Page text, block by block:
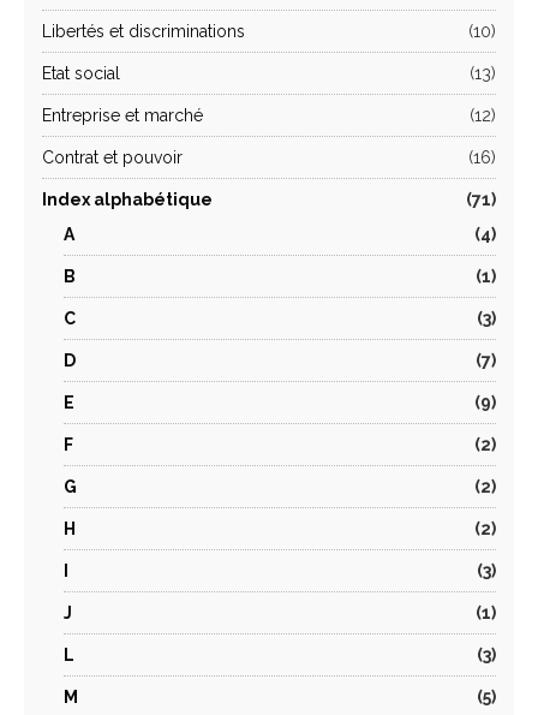
Libertés et discriminations (10)
Etat social (13)
Entreprise et marché (12)
Contrat et pouvoir (16)
Index alphabétique
(71)
A
(4)
B (1)
C (3)
D (7)
E (9)
F (2)
G (2)
H (2)
(3)
J (1)
L (3)
M (5)